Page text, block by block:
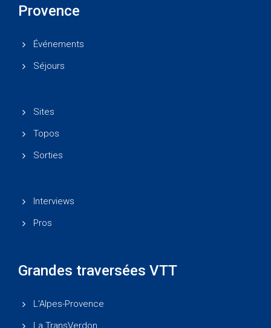
Provence
Événements
Séjours
Sites
Topos
Sorties
Interviews
Pros
Grandes traversées VTT
L'Alpes-Provence
La TransVerdon